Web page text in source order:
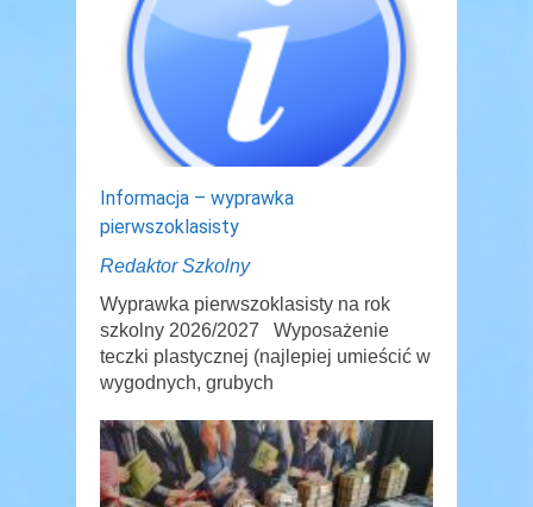
Informacja – wyprawka
pierwszoklasisty
Redaktor Szkolny
Wyprawka pierwszoklasisty na rok
szkolny 2026/2027 Wyposażenie
teczki plastycznej (najlepiej umieścić w
wygodnych, grubych